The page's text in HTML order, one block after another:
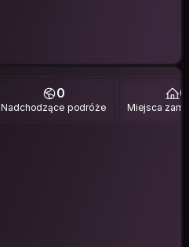
0
Nadchodzące podróże
0
Miejsca